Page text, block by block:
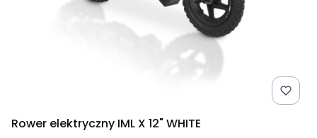
Rower elektryczny IML X 12" WHITE